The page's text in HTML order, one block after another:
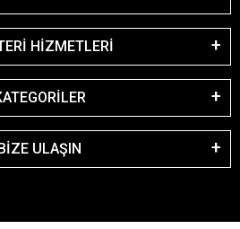
HİZMETLERİ
ULAŞIN